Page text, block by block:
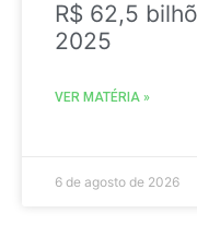
R$ 62,5
2025
VER MATÉRIA »
6 de agosto de 2026